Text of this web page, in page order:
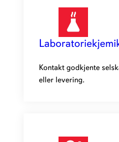
Kontakt godkjente
eller levering.